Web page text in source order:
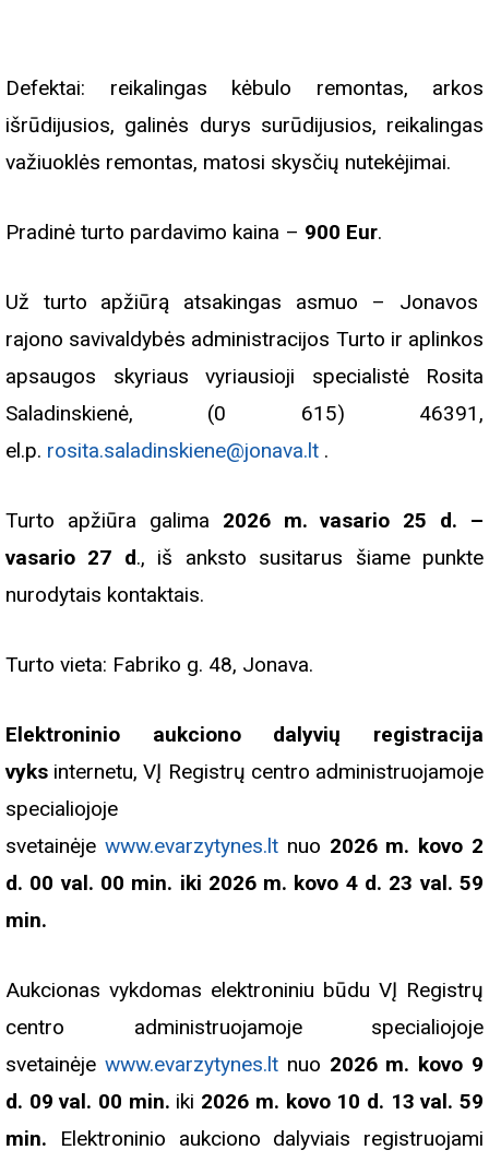
Defektai: reikalingas kėbulo remontas, arkos
išrūdijusios, galinės durys surūdijusios, reikalingas
važiuoklės remontas, matosi skysčių nutekėjimai.
Pradinė turto pardavimo kaina – 900 Eur.
Už turto apžiūrą atsakingas asmuo – Jonavos
rajono savivaldybės administracijos Turto ir aplinkos
apsaugos skyriaus vyriausioji specialistė Rosita
Saladinskienė, (0 615) 46391,
el.p. rosita.saladinskiene@jonava.lt .
Turto apžiūra galima
2026 m. vasario 25 d. –
vasario 27 d., iš anksto susitarus šiame punkte
nurodytais kontaktais.
Turto vieta: Fabriko g. 48, Jonava.
Elektroninio aukciono dalyvių registracija
vyks internetu, VĮ Registrų centro administruojamoje
specialiojoje
svetainėje www.evarzytynes.lt nuo 2026 m. kovo 2
d. 00 val. 00 min. iki 2026 m. kovo 4 d. 23 val. 59
min.
Aukcionas vykdomas elektroniniu būdu VĮ Registrų
centro administruojamoje specialiojoje
svetainėje www.evarzytynes.lt nuo 2026 m. kovo 9
d. 09 val. 00 min. iki 2026 m. kovo 10 d. 13 val. 59
min. Elektroninio aukciono dalyviais registruojami